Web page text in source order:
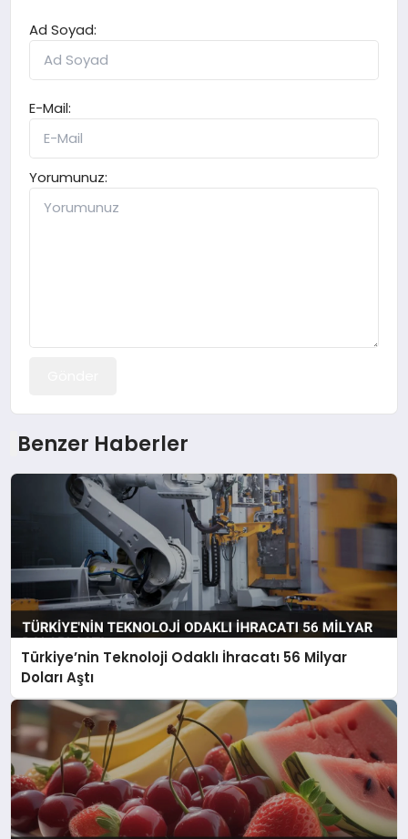
Ad Soyad:
E-Mail:
Yorumunuz:
Benzer Haberler
Türkiye’nin Teknoloji Odaklı İhracatı 56 Milyar
Doları Aştı